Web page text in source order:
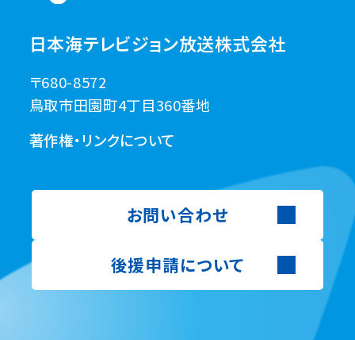
日本海テレビジョン放送株式会社
〒680-8572
鳥取市田園町4丁目360番地
著作権・リンクについて
お問い合わせ
後援申請について